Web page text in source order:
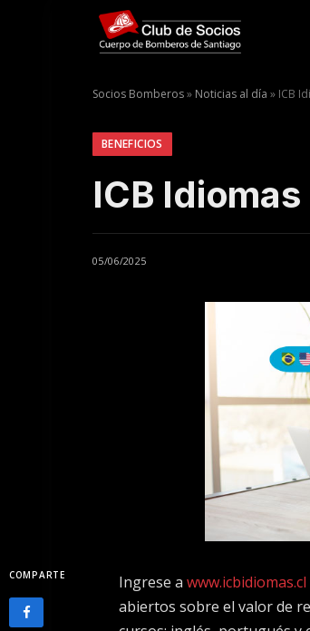
Socios Bomberos» Noticias al día » ICB
BENEFICIOS
ICB Idiomas
05/06/2025
COMPARTE Ingrese awww.icbidiomas.cl
abiertos sobre el valor de